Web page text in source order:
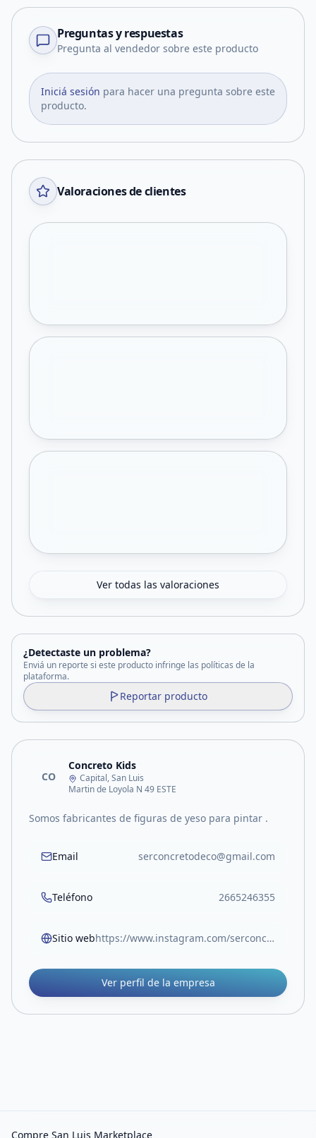
Preguntas y respuestas
Pregunta al vendedor sobre este producto
Iniciá sesión para hacer una pregunta sobre este
producto.
Valoraciones de clientes
Ver todas las valoraciones
¿Detectaste un problema?
Enviá un reporte si este producto infringe las políticas de la
plataforma.
Reportar producto
CO
Concreto Kids
Capital, San Luis
Martin de Loyola N 49 ESTE
Somos fabricantes de figuras de yeso para pintar .
Email serconcretodeco@gmail.com
Teléfono 2665246355
Sitio web https://www.instagram.com/serconcretodeco?igsh=bHI3cGJ4OWlranF0
Ver perfil de la empresa
Compre San Luis Marketplace